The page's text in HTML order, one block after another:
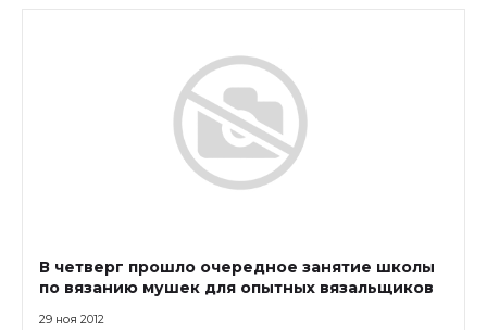
В четверг прошло очередное занятие школы
по вязанию мушек для опытных вязальщиков
29 ноя 2012